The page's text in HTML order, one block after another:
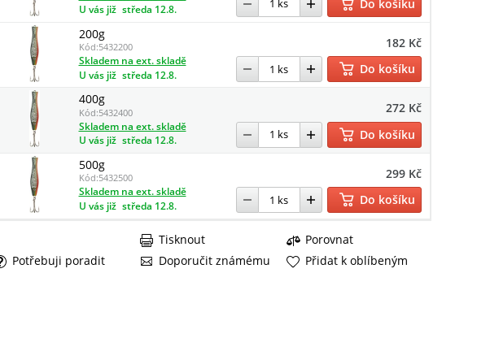
U vás již středa 12.8.
Do košíku
200g
Kód:5432200 182 Kč
Skladem na ext. skladě
U vás již středa 12.8.
Do košíku
400g
Kód:5432400 272 Kč
Skladem na ext. skladě
U vás již středa 12.8.
Do košíku
500g
Kód:5432500 299 Kč
Skladem na ext. skladě
U vás již středa 12.8. Do košíku
Porovnat
Potřebuji poradit
Doporučit známému
Tisknout
Přidat k oblíbeným